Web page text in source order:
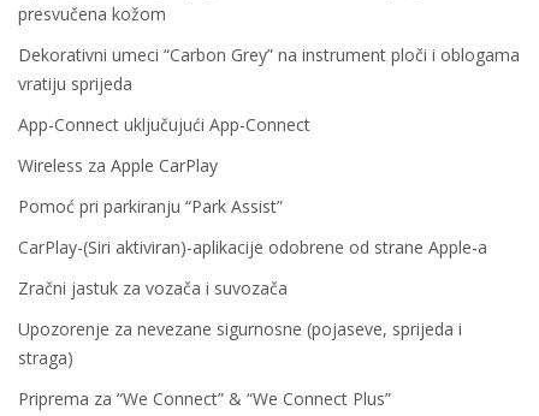
presvučena kožom
Dekorativni umeci “Carbon Grey” na instrument ploči i oblogama
vratiju sprijeda
App-Connect uključujući App-Connect
Wireless za Apple CarPlay
Pomoć pri parkiranju “Park Assist”
CarPlay-(Siri aktiviran)-aplikacije odobrene od strane Apple-a
Zračni jastuk za vozača i suvozača
Upozorenje za nevezane sigurnosne (pojaseve, sprijeda i
straga)
Priprema za “We Connect” & “We Connect Plus”